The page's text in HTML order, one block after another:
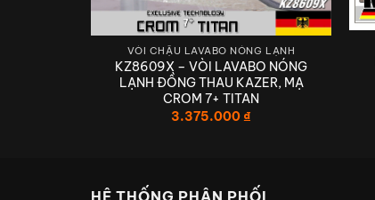
VÒI CHẬU LAVABO NÓNG LẠNH
KZ8609X – VÒI LAVABO NÓNG
LẠNH ĐỒNG THAU KAZER, MẠ
CROM 7+ TITAN
3.375.000₫